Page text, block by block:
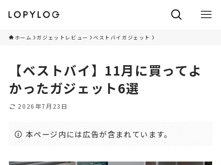
ホーム ガジェットレビュー ベストバイガジェット
【ベストバイ】11月に買ってよ
かったガジェット6選
2026年7月23日
本ページ内には広告が含まれています。